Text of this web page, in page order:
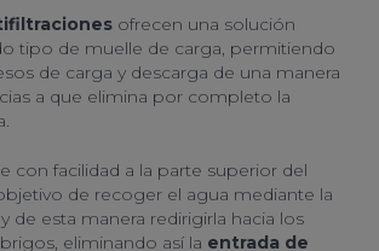
ofrecen una solución
tipo de muelle de carga, permitiendo
de carga y descarga de una manera
a que elimina por completo la
con facilidad a la parte superior del
de recoger el agua mediante la
de esta manera redirigirla hacia los
eliminando así la entrada de